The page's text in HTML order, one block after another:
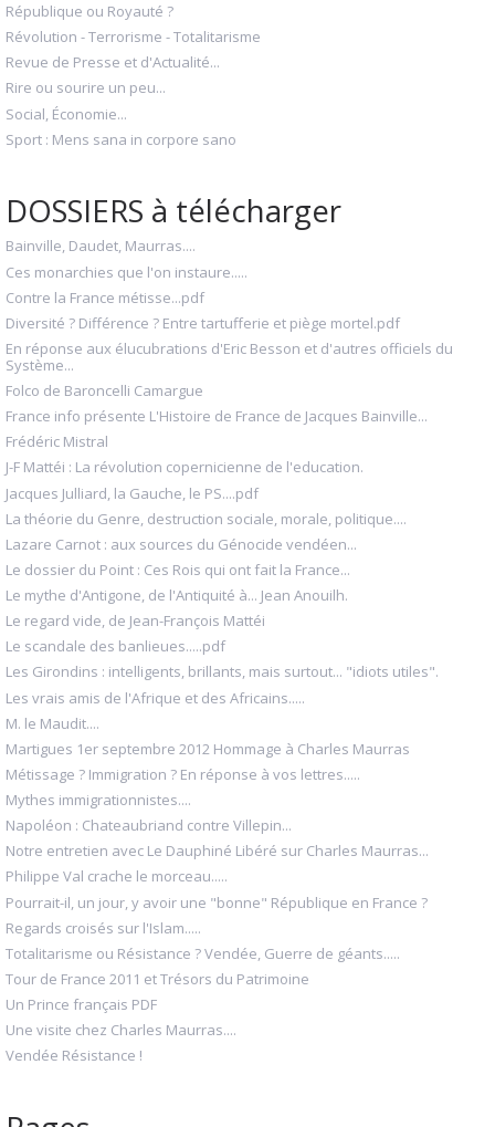
République ou Royauté ?
Révolution - Terrorisme - Totalitarisme
Revue de Presse et d'Actualité...
Rire ou sourire un peu...
Social, Économie...
Sport : Mens sana in corpore sano
DOSSIERS à télécharger
Bainville, Daudet, Maurras....
Ces monarchies que l'on instaure.....
Contre la France métisse...pdf
Diversité ? Différence ? Entre tartufferie et piège mortel.pdf
En réponse aux élucubrations d'Eric Besson et d'autres officiels du
Système...
Folco de Baroncelli Camargue
France info présente L'Histoire de France de Jacques Bainville...
Frédéric Mistral
J-F Mattéi : La révolution copernicienne de l'education.
Jacques Julliard, la Gauche, le PS....pdf
La théorie du Genre, destruction sociale, morale, politique....
Lazare Carnot : aux sources du Génocide vendéen...
Le dossier du Point : Ces Rois qui ont fait la France...
Le mythe d'Antigone, de l'Antiquité à... Jean Anouilh.
Le regard vide, de Jean-François Mattéi
Le scandale des banlieues.....pdf
Les Girondins : intelligents, brillants, mais surtout... "idiots utiles".
Les vrais amis de l'Afrique et des Africains.....
M. le Maudit....
Martigues 1er septembre 2012 Hommage à Charles Maurras
Métissage ? Immigration ? En réponse à vos lettres.....
Mythes immigrationnistes....
Napoléon : Chateaubriand contre Villepin...
Notre entretien avec Le Dauphiné Libéré sur Charles Maurras...
Philippe Val crache le morceau.....
Pourrait-il, un jour, y avoir une "bonne" République en France ?
Regards croisés sur l'Islam.....
Totalitarisme ou Résistance ? Vendée, Guerre de géants.....
Tour de France 2011 et Trésors du Patrimoine
Un Prince français PDF
Une visite chez Charles Maurras....
Vendée Résistance !